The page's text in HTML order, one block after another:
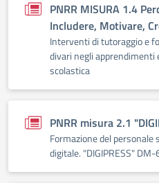
PNRR MISURA 1.4
Includere, Motivare,
Interventi di tutoraggio e
divari negli apprendimenti
scolastica
PNRR misura 2.1
Formazione del
digitale. "DIGIPRESS"